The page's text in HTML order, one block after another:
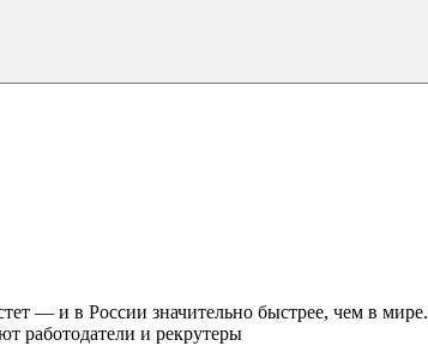
— и в России значительно быстрее, чем в мире.
работодатели и рекрутеры